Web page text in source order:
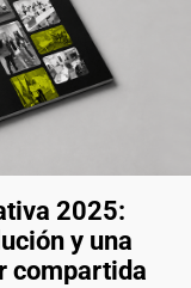
2025:
y una
compartida